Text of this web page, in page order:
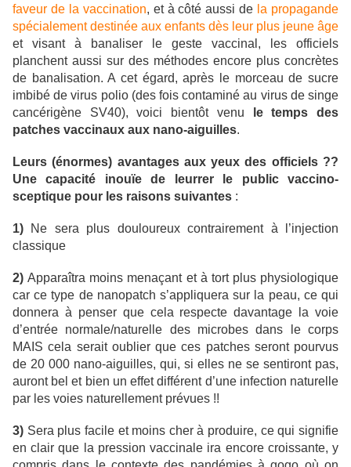
faveur de la vaccination, et à côté aussi de la propagande
spécialement destinée aux enfants dès leur plus jeune âge
et visant à banaliser le geste vaccinal, les officiels
planchent aussi sur des méthodes encore plus concrètes
de banalisation. A cet égard, après le morceau de sucre
imbibé de virus polio (des fois contaminé au virus de singe
cancérigène SV40), voici bientôt venu
le temps des
patches vaccinaux aux nano-aiguilles.
Leurs (énormes) avantages aux yeux des officiels ??
Une capacité inouïe de leurrer le public vaccino-
sceptique pour les raisons suivantes :
1)
Ne sera plus douloureux contrairement à l’injection
classique
2) Apparaîtra moins menaçant et à tort plus physiologique
car ce type de nanopatch s’appliquera sur la peau, ce qui
donnera à penser que cela respecte davantage la voie
d’entrée normale/naturelle des microbes dans le corps
MAIS cela serait oublier que ces patches seront pourvus
de 20 000 nano-aiguilles, qui, si elles ne se sentiront pas,
auront bel et bien un effet différent d’une infection naturelle
par les voies naturellement prévues !!
3) Sera plus facile et moins cher à produire, ce qui signifie
en clair que la pression vaccinale ira encore croissante, y